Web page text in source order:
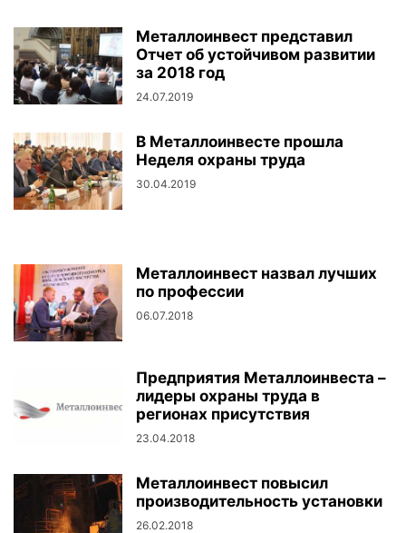
Металлоинвест представил
Отчет об устойчивом развитии
за 2018 год
24.07.2019
В Металлоинвесте прошла
Неделя охраны труда
30.04.2019
Металлоинвест назвал лучших
по профессии
06.07.2018
Предприятия Металлоинвеста –
лидеры охраны труда в
регионах присутствия
23.04.2018
Металлоинвест повысил
производительность установки
26.02.2018